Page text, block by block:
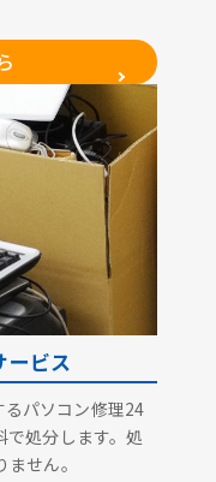
ービス
るパソコン修理24
で処分します。処
せん。